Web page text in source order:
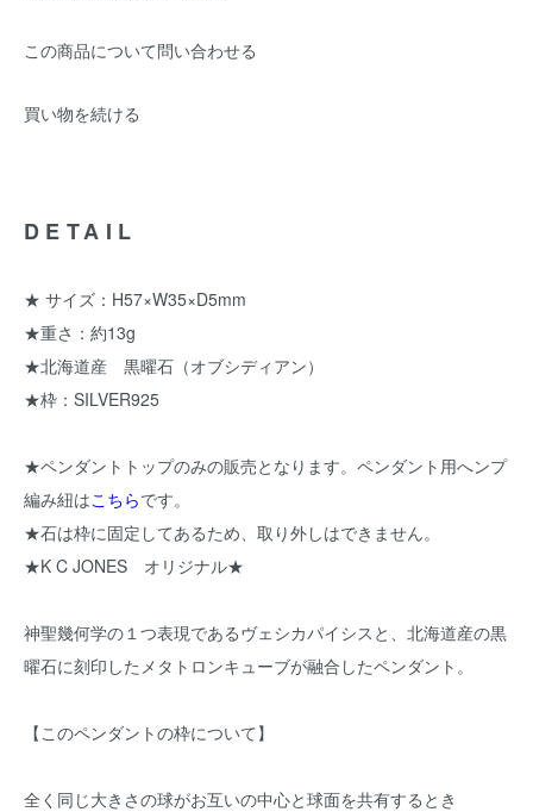
この商品について問い合わせる
買い物を続ける
DETAIL
★ サイズ：H57×W35×D5mm
★重さ：約13g
★北海道産 黒曜石（オブシディアン）
★枠：SILVER925
★ペンダントトップのみの販売となります。ペンダント用へンプ
編み紐はこちらです。
★石は枠に固定してあるため、取り外しはできません。
★K C JONES オリジナル★
神聖幾何学の１つ表現であるヴェシカパイシスと、北海道産の黒
曜石に刻印したメタトロンキューブが融合したペンダント。
【このペンダントの枠について】
全く同じ大きさの球がお互いの中心と球面を共有するとき